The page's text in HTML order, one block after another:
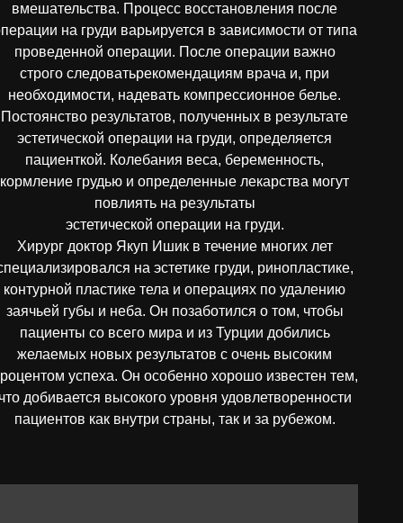
вмешательства. Процесс восстановления после
на груди варьируется в зависимости от типа
проведенной операции. После операции важно
строго следоватьрекомендациям врача и, при
необходимости, надевать компрессионное белье.
Постоянство результатов, полученных в результате
эстетической операции на груди, определяется
пациенткой. Колебания веса, беременность,
кормление грудью и определенные лекарства могут
повлиять на результаты
эстетической операции на груди.
Хирург доктор Якуп Ишик в течение многих лет
на эстетике груди, ринопластике,
контурной пластике тела и операциях по удалению
заячьей губы и неба. Он позаботился о том, чтобы
пациенты со всего мира и из Турции добились
желаемых новых результатов с очень высоким
успеха. Он особенно хорошо известен тем,
добивается высокого уровня удовлетворенности
пациентов как внутри страны, так и за рубежом.